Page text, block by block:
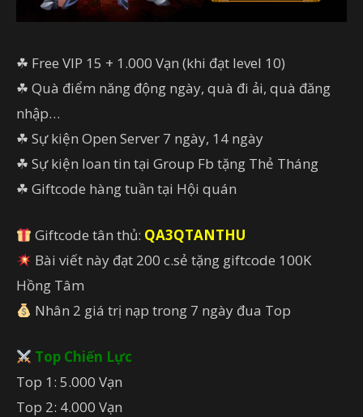
☘ Free VIP 15 + 1.000 Vạn (khi đạt level 10)
☘ Quà điểm năng động ngày, quà đi ải, quà đăng
nhập…
☘ Sự kiện Open Server 7 ngày, 14 ngày
☘ Sự kiện loan tin tại Group Fb tặng Thẻ Tháng
☘ Giftcode hàng tuần tại Hội quán
Giftcode tân thủ: QA3QTANTHU
Bài viết này đạt 200 c.sẻ tặng giftcode 100K
Hồng Tâm
Nhân 2 giá trị nạp trong 7 ngày đua Top
Top Chiến Lực
Top 1: 5.000 Vạn
Top 2: 4.000 Vạn